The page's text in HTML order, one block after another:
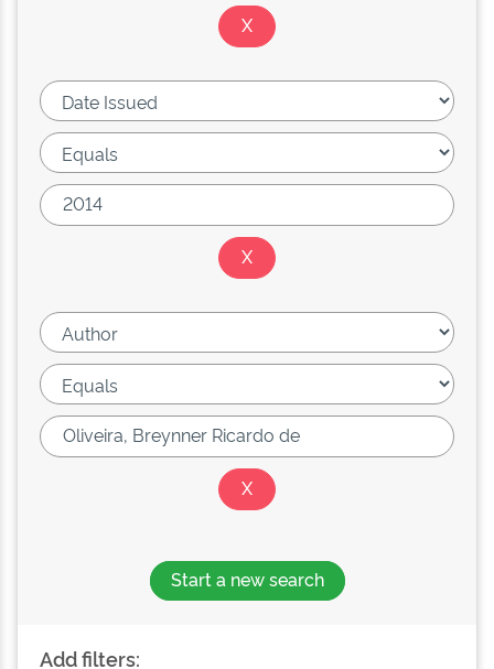
Start a new search
Add filters: